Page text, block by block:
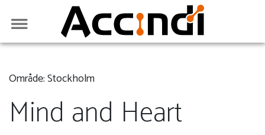
Område: Stockholm
Mind and Heart